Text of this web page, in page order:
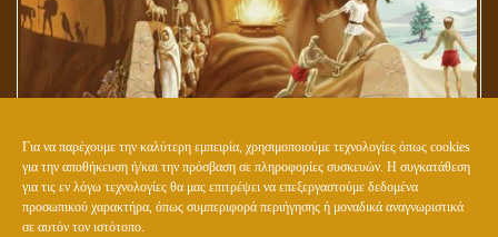
Για να παρέχουμε την καλύτερη εμπειρία, χρησιμοποιούμε τεχνολογίες όπως cookies
για την αποθήκευση ή/και την πρόσβαση σε πληροφορίες συσκευών. Η συγκατάθεση
για τις εν λόγω τεχνολογίες θα μας επιτρέψει να επεξεργαστούμε δεδομένα
προσωπικού χαρακτήρα, όπως συμπεριφορά περιήγησης ή μοναδικά αναγνωριστικά
σε αυτόν τον ιστότοπο.
Ο ΚΟΣΜΟΣ ΤΟΥ ΑΓΑΘΟΥ ΒΡΙΣΚΕΤΑΙ ΕΞΩ ΑΠΟ ΤΟ ΣΠΗΛΑΙΟ ΤΟΥ
ΠΛΑΤΩΝΑ